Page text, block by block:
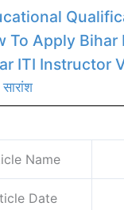
To Apply
ITI Instructor
सारांश
Name
Date